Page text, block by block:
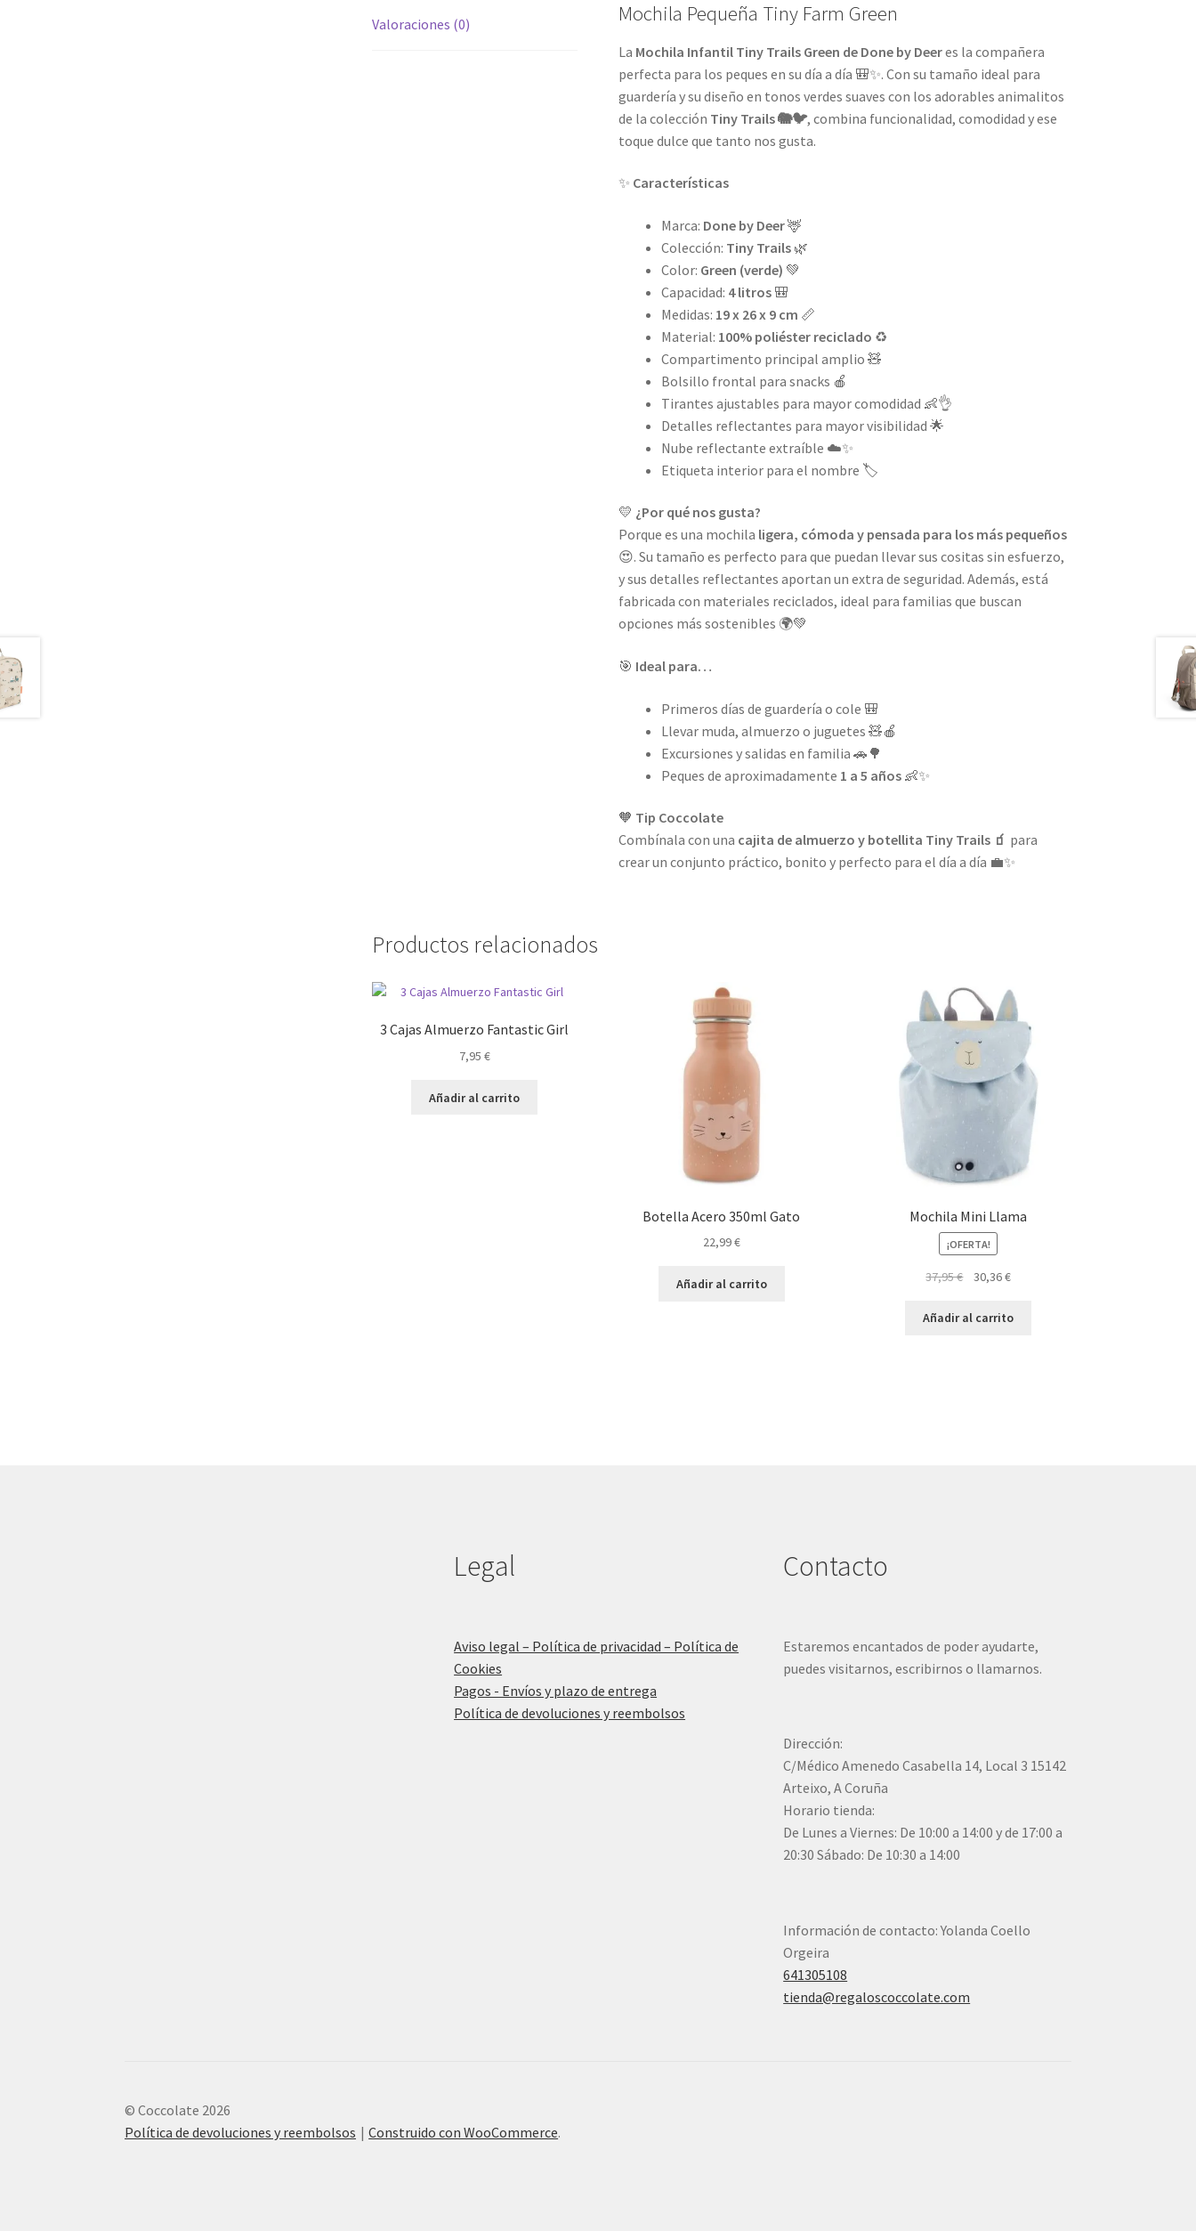
Valoraciones (0) Mochila Pequeña Tiny Farm Green
La Mochila Infantil Tiny Trails Green de Done by Deeres la compañera
perfecta para los peques en su día a día 🎒✨. Con su tamaño ideal para
guardería y su diseño en tonos verdes suaves con los adorables animalitos
de la colección Tiny Trails 🐘🐦, combina funcionalidad, comodidad y ese
toque dulce que tanto nos gusta.
✨ Características
Marca: Done by Deer🦌
Colección: Tiny Trails 🌿
Color: Green (verde) 💚
Capacidad: 4 litros 🎒
Medidas: 19 x 26 x 9 cm 📏
Material: 100% poliéster reciclado ♻️
Compartimento principal amplio 🧸
Bolsillo frontal para snacks 🍎
Tirantes ajustables para mayor comodidad 👶👌
Detalles reflectantes para mayor visibilidad 🌟
Nube reflectante extraíble ☁️✨
Etiqueta interior para el nombre 🏷️
💛 ¿Por qué nos gusta?
Porque es una mochila ligera, cómoda y pensada para los más pequeños
😍. Su tamaño es perfecto para que puedan llevar sus cositas sin esfuerzo,
y sus detalles reflectantes aportan un extra de seguridad. Además, está
fabricada con materiales reciclados, ideal para familias que buscan
opciones más sostenibles 🌍💚
🎯 Ideal para…
Primeros días de guardería o cole 🎒
Llevar muda, almuerzo o juguetes 🧸🍎
Excursiones y salidas en familia 🚗🌳
Peques de aproximadamente 1 a 5 años 👶✨
🧡 Tip Coccolate
Combínala con una cajita de almuerzo y botellita Tiny Trails 🧃 para
crear un conjunto práctico, bonito y perfecto para el día a día 💼✨
Productos relacionados
3 Cajas Almuerzo Fantastic Girl
7,95 €
Añadir al carrito
Botella Acero 350ml Gato
22,99€
Añadir al carrito
Mochila Mini Llama
¡OFERTA!
37,95€
original
30,36€El
actual
Añadir al carrito
Legal
Aviso legal – Política de privacidad – Política de
Cookies
Pagos - Envíos y plazo de entrega
Política de devoluciones y reembolsos
Contacto
Estaremos encantados de poder ayudarte,
puedes visitarnos, escribirnos o llamarnos.
Dirección:
C/Médico Amenedo Casabella 14, Local 3 15142
Arteixo, A Coruña
Horario tienda:
De Lunes a Viernes: De 10:00 a 14:00 y de 17:00 a
20:30 Sábado: De 10:30 a 14:00
Información de contacto: Yolanda Coello
Orgeira
641305108
tienda@regaloscoccolate.com
© Coccolate 2026
Política de devoluciones y reembolsos
Construido con WooCommerce.